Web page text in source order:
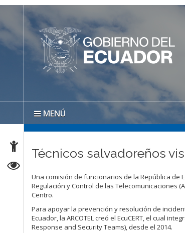
MENÚ
Técnicos salvadoreños
Una comisión de funcionarios de la República de
Regulación y Control de las Telecomunicaciones
Centro.
Para apoyar la prevención y resolución de
Ecuador, la ARCOTEL creó el EcuCERT, el cual
Response and Security Teams), desde el 2014.